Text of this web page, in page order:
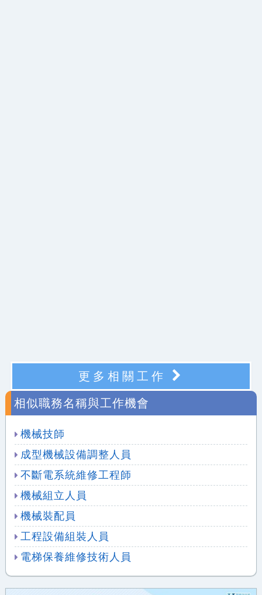
更多相關工作
相似職務名稱與工作機會
機械技師
成型機械設備調整人員
不斷電系統維修工程師
機械組立人員
機械裝配員
工程設備組裝人員
電梯保養維修技術人員